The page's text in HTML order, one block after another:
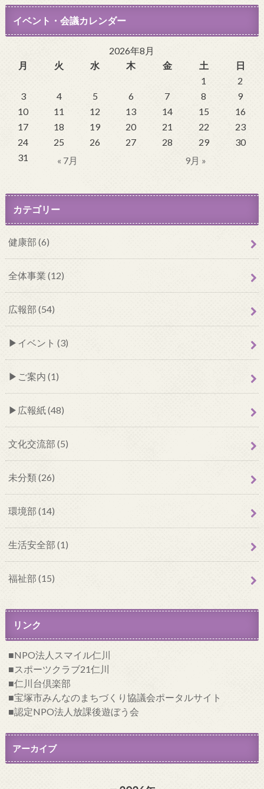
イベント・会議カレンダー
2026年8月
月
火 水 木 金 土
日
1
2
3
4 5 6 7 8
9
10
11 12 13 14 15
16
17
18 19 20 21 22
23
24
25 26 27 28 29
30
31
« 7月 9月 »
カテゴリー
健康部 (6)
全体事業 (12)
広報部 (54)
イベント (3)
ご案内 (1)
広報紙 (48)
文化交流部 (5)
未分類 (26)
環境部 (14)
生活安全部 (1)
福祉部 (15)
リンク
NPO法人スマイル仁川
スポーツクラブ21仁川
仁川台倶楽部
宝塚市みんなのまちづくり協議会ポータルサイト
認定NPO法人放課後遊ぼう会
アーカイブ